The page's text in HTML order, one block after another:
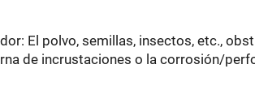
El polvo, semillas, insectos, etc.,
de incrustaciones o la corrosión/